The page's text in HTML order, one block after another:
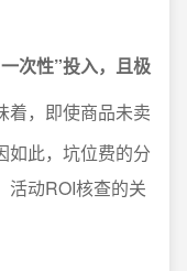
次性”投入，且极
着，即使商品未卖
如此，坑位费的分
活动ROI核查的关